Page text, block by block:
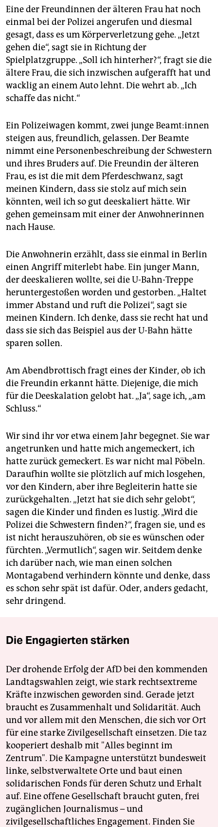
Eine der Freundinnen der älteren Frau hat noch
einmal bei der Polizei angerufen und diesmal
gesagt, dass es um Körperverletzung gehe. „Jetzt
gehen die“, sagt sie in Richtung der
Spielplatzgruppe. „Soll ich hinterher?“, fragt sie die
ältere Frau, die sich inzwischen aufgerafft hat und
wacklig an einem Auto lehnt. Die wehrt ab. „Ich
schaffe das nicht.“
Ein Polizeiwagen kommt, zwei junge Be­am­t:in­nen
steigen aus, freundlich, gelassen. Der Beamte
nimmt eine Personenbeschreibung der Schwestern
und ihres Bruders auf. Die Freundin der älteren
Frau, es ist die mit dem Pferdeschwanz, sagt
meinen Kindern, dass sie stolz auf mich sein
könnten, weil ich so gut deeskaliert hätte. Wir
gehen gemeinsam mit einer der Anwohnerinnen
nach Hause.
Die Anwohnerin erzählt, dass sie einmal in Berlin
einen Angriff miterlebt habe. Ein junger Mann,
der deeskalieren wollte, sei die U-Bahn-Treppe
heruntergestoßen worden und gestorben. „Haltet
immer Abstand und ruft die Polizei“, sagt sie
meinen Kindern. Ich denke, dass sie recht hat und
dass sie sich das Beispiel aus der U-Bahn hätte
sparen sollen.
Am Abendbrottisch fragt eines der Kinder, ob ich
die Freundin erkannt hätte. Diejenige, die mich
für die Deeskalation gelobt hat. „Ja“, sage ich, „am
Schluss.“
Wir sind ihr vor etwa einem Jahr begegnet. Sie war
angetrunken und hatte mich angemeckert, ich
hatte zurück gemeckert. Es war nicht mal Pöbeln.
Daraufhin wollte sie plötzlich auf mich losgehen,
vor den Kindern, aber ihre Begleiterin hatte sie
zurückgehalten. „Jetzt hat sie dich sehr gelobt“,
sagen die Kinder und finden es lustig. „Wird die
Polizei die Schwestern finden?“, fragen sie, und es
ist nicht herauszuhören, ob sie es wünschen oder
fürchten. „Vermutlich“, sagen wir. Seitdem denke
ich darüber nach, wie man einen solchen
Montagabend verhindern könnte und denke, dass
es schon sehr spät ist dafür. Oder, anders gedacht,
sehr dringend.
Die Engagierten stärken
Der drohende Erfolg der AfD bei den kommenden
Landtagswahlen zeigt, wie stark rechtsextreme
Kräfte inzwischen geworden sind. Gerade jetzt
braucht es Zusammenhalt und Solidarität. Auch
und vor allem mit den Menschen, die sich vor Ort
für eine starke Zivilgesellschaft einsetzen. Die taz
kooperiert deshalb mit "Alles beginnt im
Zentrum". Die Kampagne unterstützt bundesweit
linke, selbstverwaltete Orte und baut einen
solidarischen Fonds für deren Schutz und Erhalt
auf. Eine offene Gesellschaft braucht guten, frei
zugänglichen Journalismus – und
zivilgesellschaftliches Engagement. Finden Sie